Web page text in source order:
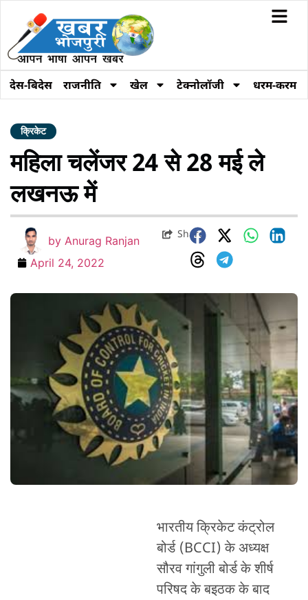
देस-बिदेस राजनीति खेल टेक्नोलॉजी धरम-करम
क्रिकेट
महिला चलेंजर 24 से 28 मई ले
लखनऊ में
by Anurag Ranjan
April 24, 2022
Share
भारतीय क्रिकेट कंट्रोल
बोर्ड (BCCI) के अध्यक्ष
सौरव गांगुली बोर्ड के शीर्ष
परिषद के बइठक के बाद